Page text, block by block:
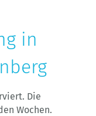
in
Die
Wochen.